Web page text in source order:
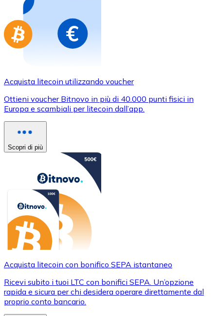
Vai al negozio di carte regalo
Acquista litecoin utilizzando voucher
Ottieni voucher Bitnovo in più di 40.000 punti fisici in
Europa e scambiali per litecoin dall’app.
Scopri di più
Acquista litecoin con bonifico SEPA istantaneo
Ricevi subito i tuoi LTC con bonifici SEPA. Un’opzione
rapida e sicura per chi desidera operare direttamente dal
proprio conto bancario.